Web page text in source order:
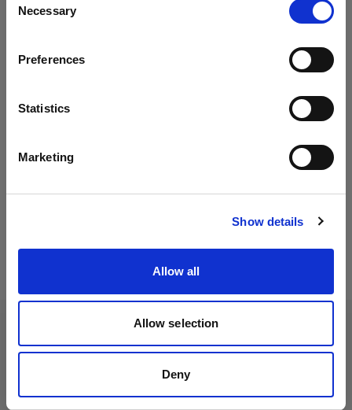
Selection
Necessary
Preferences
Statistics
Marketing
Show details
Allow all
Allow selection
Deny
Cyprus
サイトにアクセス
マグナムリフレクター
MaxiZoomリフレクター
ビューティーディッシュ
ソフトライトリフレクター シルバー
製品情報
Locking Set Rubbercollar
スペアロックセット
460210
ProfotoリフレクターおよびRFi、RF、HRスピー
ドリングと互換性のあるラバーカラー用のスペア
ロックセット。
関連製品